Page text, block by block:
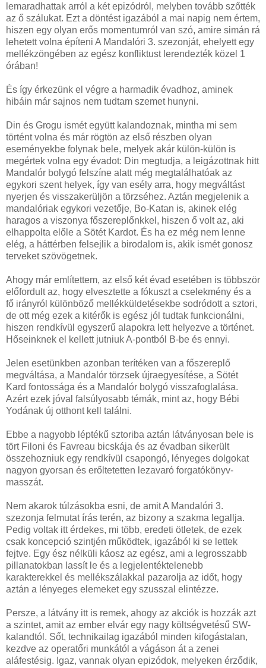
lemaradhattak arról a két epizódról, melyben tovább szőtték
az ő szálukat. Ezt a döntést igazából a mai napig nem értem,
hiszen egy olyan erős momentumról van szó, amire simán rá
lehetett volna építeni A Mandalóri 3. szezonját, ehelyett egy
mellékzöngében az egész konfliktust lerendezték közel 1
órában!
És így érkezünk el végre a harmadik évadhoz, aminek
hibáin már sajnos nem tudtam szemet hunyni.
Din és Grogu ismét együtt kalandoznak, mintha mi sem
történt volna és már rögtön az első részben olyan
eseményekbe folynak bele, melyek akár külön-külön is
megértek volna egy évadot: Din megtudja, a leigázottnak hitt
Mandalór bolygó felszíne alatt még megtalálhatóak az
egykori szent helyek, így van esély arra, hogy megváltást
nyerjen és visszakerüljön a törzséhez. Aztán megjelenik a
mandalóriak egykori vezetője, Bo-Katan is, akinek elég
haragos a viszonya főszereplőnkkel, hiszen ő volt az, aki
elhappolta előle a Sötét Kardot. És ha ez még nem lenne
elég, a háttérben felsejlik a birodalom is, akik ismét gonosz
terveket szövögetnek.
Ahogy már említettem, az első két évad esetében is többször
előfordult az, hogy elvesztette a fókuszt a cselekmény és a
fő irányról különböző mellékküldetésekbe sodródott a sztori,
de ott még ezek a kitérők is egész jól tudtak funkcionálni,
hiszen rendkívül egyszerű alapokra lett helyezve a történet.
Hőseinknek el kellett jutniuk A-pontból B-be és ennyi.
Jelen esetünkben azonban terítéken van a főszereplő
megváltása, a Mandalór törzsek újraegyesítése, a Sötét
Kard fontossága és a Mandalór bolygó visszafoglalása.
Azért ezek jóval falsúlyosabb témák, mint az, hogy Bébi
Yodának új otthont kell találni.
Ebbe a nagyobb léptékű sztoriba aztán látványosan bele is
tört Filoni és Favreau bicskája és az évadban sikerült
összehozniuk egy rendkívül csapongó, lényeges dolgokat
nagyon gyorsan és erőltetetten lezavaró forgatókönyv-
masszát.
Nem akarok túlzásokba esni, de amit A Mandalóri 3.
szezonja felmutat írás terén, az bizony a szakma legallja.
Pedig voltak itt érdekes, mi több, eredeti ötletek, de ezek
csak koncepció szintjén működtek, igazából ki se lettek
fejtve. Egy ész nélküli káosz az egész, ami a legrosszabb
pillanatokban lassít le és a legjelentéktelenebb
karakterekkel és mellékszálakkal pazarolja az időt, hogy
aztán a lényeges elemeket egy szusszal elintézze.
Persze, a látvány itt is remek, ahogy az akciók is hozzák azt
a szintet, amit az ember elvár egy nagy költségvetésű SW-
kalandtól. Sőt, technikailag igazából minden kifogástalan,
kezdve az operatőri munkától a vágáson át a zenei
aláfestésig. Igaz, vannak olyan epizódok, melyeken érződik,